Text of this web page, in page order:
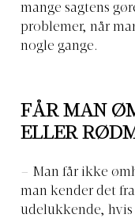
mange sagtens
problemer, når
nogle gange.
FÅR MAN
ELLER
– Man får ikke
man kender det
udelukkende, hvis